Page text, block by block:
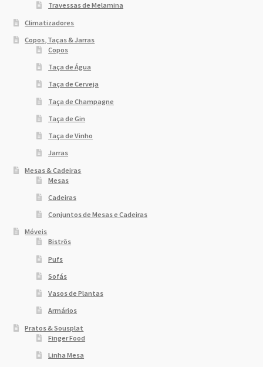
Travessas de Melamina
Climatizadores
Copos, Taças & Jarras
Copos
Taça de Água
Taça de Cerveja
Taça de Champagne
Taça de Gin
Taça de Vinho
Jarras
Mesas & Cadeiras
Mesas
Cadeiras
Conjuntos de Mesas e Cadeiras
Móveis
Bistrôs
Pufs
Sofás
Vasos de Plantas
Armários
Pratos & Sousplat
Finger Food
Linha Mesa